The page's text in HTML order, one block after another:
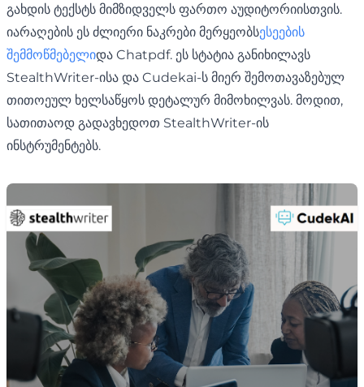
გახდის ტექსტს მიმზიდველს ფართო აუდიტორიისთვის.
იარაღების ეს ძლიერი ნაკრები მერყეობსესეების
შემმოწმებელიდა Chatpdf. ეს სტატია განიხილავს
StealthWriter-ისა და Cudekai-ს მიერ შემოთავაზებულ
თითოეულ ხელსაწყოს დეტალურ მიმოხილვას. მოდით,
სათითაოდ გადავხედოთ StealthWriter-ის
ინსტრუმენტებს.